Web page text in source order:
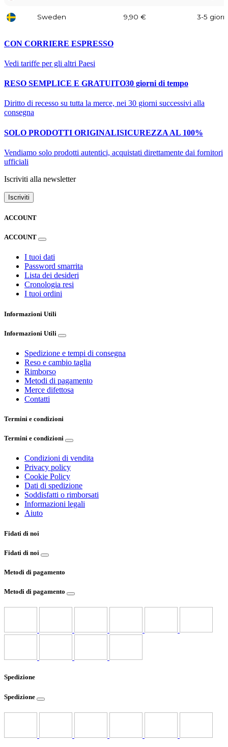
Sweden 9,90 € 3-5
CON CORRIERE ESPRESSO
Vedi tariffe per gli altri Paesi
RESO SEMPLICE E GRATUITO30 giorni di tempo
Diritto di recesso su tutta la merce, nei 30 giorni successivi alla
consegna
SOLO PRODOTTI ORIGINALISICUREZZA AL 100%
Vendiamo solo prodotti autentici, acquistati direttamente dai fornitori
ufficiali
Iscriviti alla newsletter
Iscriviti
ACCOUNT
ACCOUNT
I tuoi dati
Password smarrita
Lista dei desideri
Cronologia resi
I tuoi ordini
Informazioni Utili
Informazioni Utili
Spedizione e tempi di consegna
Reso e cambio taglia
Rimborso
Metodi di pagamento
Merce difettosa
Contatti
Termini e condizioni
Termini e condizioni
Condizioni di vendita
Privacy policy
Cookie Policy
Dati di spedizione
Soddisfatti o rimborsati
Informazioni legali
Aiuto
Fidati di noi
Fidati di noi
Metodi di pagamento
Metodi di pagamento
Spedizione
Spedizione